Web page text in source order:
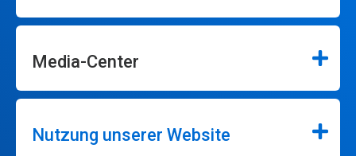
Media-Center
Nutzung unserer Website